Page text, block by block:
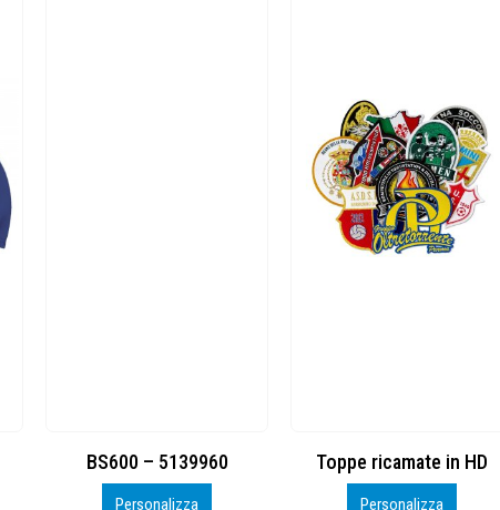
Toppe ricamate in HD
Personalizza
KIT CAMP 100 2026_perso
Personalizza